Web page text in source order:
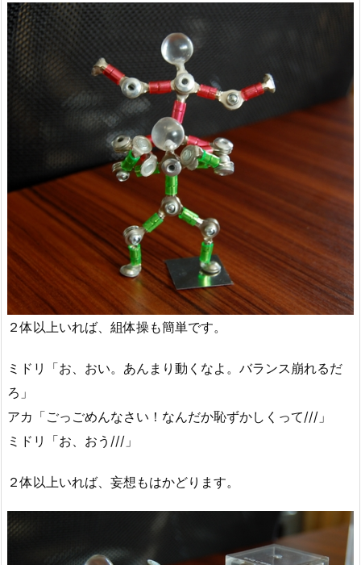
２体以上いれば、組体操も簡単です。
ミドリ「お、おい。あんまり動くなよ。バランス崩れるだ
ろ」
アカ「ごっごめんなさい！なんだか恥ずかしくって///」
ミドリ「お、おう///」
２体以上いれば、妄想もはかどります。